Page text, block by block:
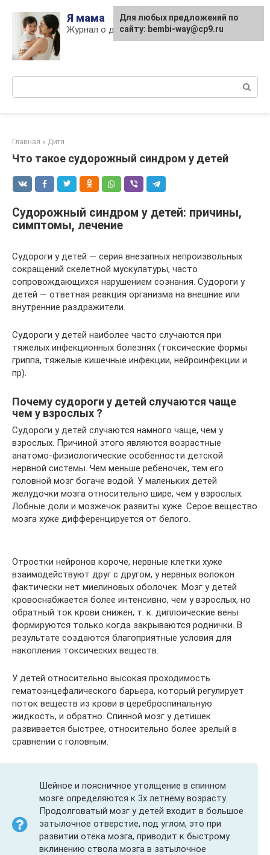
content
Я мама
Журнал о детях и материнстве
Главная » Дитя
Что такое судорожный синдром у детей
Судорожный синдром у детей: причины,
симптомы, лечение
Судороги у детей — серия внезапных непроизвольных
сокращений скелетной мускулатуры, часто
сопровождающихся нарушением сознания. Судороги у
детей — ответная реакция организма на внешние или
внутренние раздражители.
Судороги у детей наиболее часто случаются при
тяжелых инфекционных болезнях (токсические формы
гриппа, тяжелые кишечные инфекции, нейроинфекции и
пр).
Почему судороги у детей случаются чаще
чем у взрослых ?
Судороги у детей случаются намного чаще, чем у
взрослых. Причиной этого являются возрастные
анатомо-физиологические особенности детской
нервной системы. Чем меньше ребеночек, тем его
головной мозг богаче водой. У маленьких детей
желудочки мозга относительно шире, чем у взрослых.
Лобные доли и мозжечок развиты хуже. Серое вещество
мозга хуже дифференцируется от белого.
Отростки нейронов короче, нервные клетки хуже
взаимодействуют друг с другом, у нервных волокон
фактически нет миелиновых оболочек. Мозг у детей
кровоснабжается более интенсивно, чем у взрослых, но
обратный ток крови снижен, т. к. диплоические вены
формируются только когда закрываются роднички. В
результате создаются благоприятные условия для
накопления токсических веществ.
У детей относительно высокая проходимость
гематоэнцефалического барьера, который регулирует
поток веществ из крови в цереброспинальную
жидкость, и обратно. Спинной мозг у детишек
развивается быстрее, относительно более зрелый в
сравнении с головным.
Шейное и поясничное утолщение в спинном
мозге определяются к 3х летнему возрасту.
Продолговатый мозг у детей входит в большое
затылочное отверстие, под углом, это при
развитии отека мозга, приводит к быстрому
вклинению ствола мозга в затылочное
Для любых предложений по
сайту: bembi-way@cp9.ru